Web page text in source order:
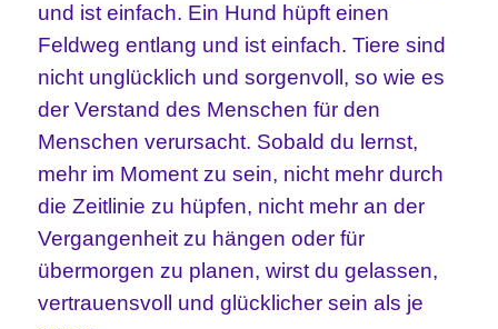
und ist einfach. Ein Hund hüpft einen
Feldweg entlang und ist einfach. Tiere sind
nicht unglücklich und sorgenvoll, so wie es
der Verstand des Menschen für den
Menschen verursacht. Sobald du lernst,
mehr im Moment zu sein, nicht mehr durch
die Zeitlinie zu hüpfen, nicht mehran der
Vergangenheit zu hängen oder für
übermorgen zu planen, wirst du gelassen,
vertrauensvoll und glücklicher sein als je